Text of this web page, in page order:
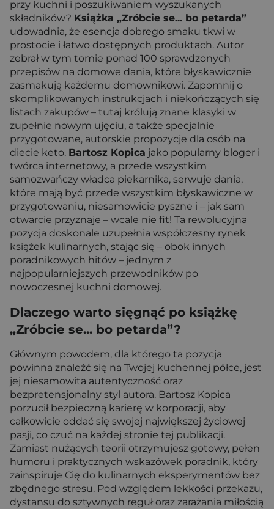
przy kuchni i poszukiwaniem wyszukanych
składników? Książka „Zróbcie se... bo petarda”
udowadnia, że esencja dobrego smaku tkwi w
prostocie i łatwo dostępnych produktach. Autor
zebrał w tym tomie ponad 100 sprawdzonych
przepisów na domowe dania, które błyskawicznie
zasmakują każdemu domownikowi. Zapomnij o
skomplikowanych instrukcjach i niekończących się
listach zakupów – tutaj królują znane klasyki w
zupełnie nowym ujęciu, a także specjalnie
przygotowane, autorskie propozycje dla osób na
diecie keto. Bartosz Kopica jako popularny bloger i
twórca internetowy, a przede wszystkim
samozwańczy władca piekarnika, serwuje dania,
które mają być przede wszystkim błyskawiczne w
przygotowaniu, niesamowicie pyszne i – jak sam
otwarcie przyznaje – wcale nie fit! Ta rewolucyjna
pozycja doskonale uzupełnia współczesny rynek
książek kulinarnych, stając się – obok innych
poradnikowych hitów – jednym z
najpopularniejszych przewodników po
nowoczesnej kuchni domowej.
Dlaczego warto sięgnąć po książkę
„Zróbcie se... bo petarda”?
Głównym powodem, dla którego ta pozycja
powinna znaleźć się na Twojej kuchennej półce, jest
jej niesamowita autentyczność oraz
bezpretensjonalny styl autora. Bartosz Kopica
porzucił bezpieczną karierę w korporacji, aby
całkowicie oddać się swojej największej życiowej
pasji, co czuć na każdej stronie tej publikacji.
Zamiast nużących teorii otrzymujesz gotowy, pełen
humoru i praktycznych wskazówek poradnik, który
zainspiruje Cię do kulinarnych eksperymentów bez
zbędnego stresu. Pod względem lekkości przekazu,
dystansu do sztywnych reguł oraz zarażania miłością